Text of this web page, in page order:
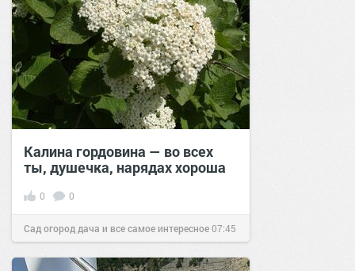
Калина гордовина — во всех
ты, душечка, нарядах хороша
0 0
Сад огород дача и все самое интересное07:45
14 апр 2016